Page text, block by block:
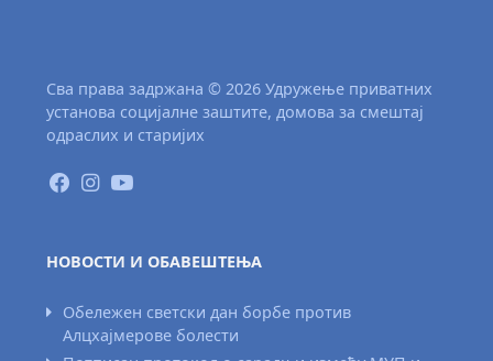
Сва права задржана © 2026 Удружење приватних
установа социјалне заштите, домова за смештај
одраслих и старијих
НОВОСТИ И ОБАВЕШТЕЊА
Обележен светски дан борбе против
Алцхајмерове болести